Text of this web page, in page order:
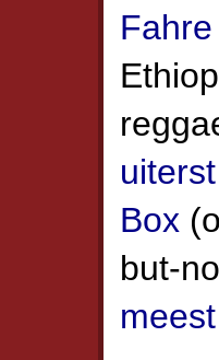
Fahre
Box
but-